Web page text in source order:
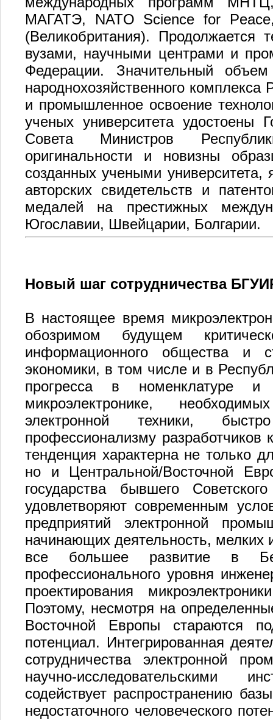
МАГАТЭ, NATO Science for Peace,
(Великобритания). Продолжается
вузами, научными центрами и
Федерации. Значительный
народнохозяйственного комплекса
и промышленное освоение
ученых университета удостоены
Совета Министров
оригинальности и новизны
созданных учеными университета,
авторских свидетельств и
медалей на престижных
Югославии, Швейцарии, Болгарии.
Новый шаг сотрудничества
В настоящее время
обозримом будущем
информационного общества и
экономики, в том числе и в
прогресса в номенклатуре
микроэлектронике,
электронной техники,
профессионализму разработчиков
тенденция характерна не только
но и Центральной/Восточной
государства бывшего
удовлетворяют современным
предприятий электронной
начинающих деятельность, мелких
все большее развитие в
профессионального уровня
проектирования
Поэтому, несмотря на
Восточной Европы стараются
потенциал. Интегрированная
сотрудничества электронной
научно-исследовательскими
содействует распространению
недостаточного человеческого